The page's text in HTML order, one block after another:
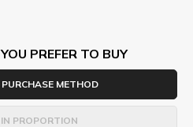
PREFER TO BUY
METHOD
PROPORTION